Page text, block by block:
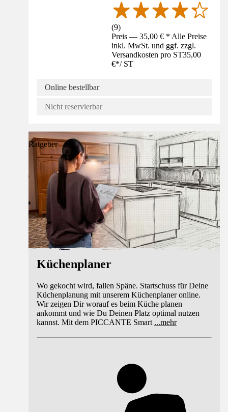
(9)
Preis — 35,00 € * Alle Preise
inkl. MwSt. und ggf. zzgl.
Versandkosten pro ST35,00
€*/ ST
Online bestellbar
Nicht reservierbar
Ratgeber
Küchenplaner
Wo gekocht wird, fallen Späne. Startschuss für Deine
Küchenplanung mit unserem Küchenplaner online.
Wir zeigen Dir worauf es beim Küche planen
ankommt und wie Du Deinen Platz optimal nutzen
kannst. Mit dem PICCANTE Smart ...mehr